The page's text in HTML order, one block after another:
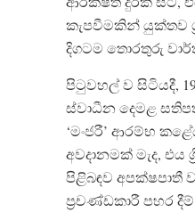
කැපවීමකින් යුක්තව
දිගටම තොරතුරු
පිටුවහල් ව සිටියදී,
ස්වාධීන දෙමළ
‘මංජරී’ ආරම්භ
අවදානමක් මැද, එය
පිළිබඳව අපක්ෂපාතී
ප්‍රචණ්ඩකාරී පහර